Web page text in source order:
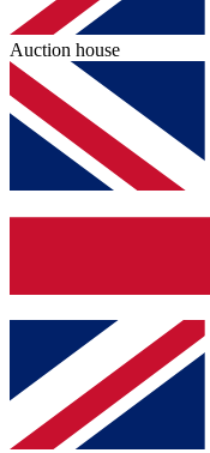
Auction house